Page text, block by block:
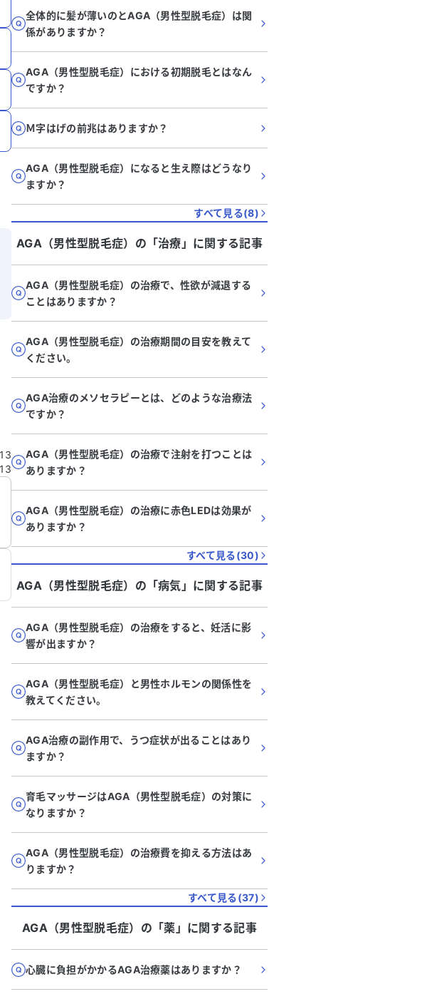
全体的に髪が薄いのとAGA（男性型脱毛症）は関
係がありますか？
AGA（男性型脱毛症）における初期脱毛とはなん
ですか？
Ｍ字はげの前兆はありますか？
AGA（男性型脱毛症）になると生え際はどうなり
ますか？
すべて見る(8)
AGA（男性型脱毛症） の「治療 」に関する記事
AGA（男性型脱毛症）の治療で、性欲が減退する
ことはありますか？
AGA（男性型脱毛症）の治療期間の目安を教えて
ください。
AGA治療のメソセラピーとは、どのような治療法
ですか？
AGA（男性型脱毛症）の治療で注射を打つことは
ありますか？
AGA（男性型脱毛症）の治療に赤色LEDは効果が
ありますか？
すべて見る(30)
AGA（男性型脱毛症） の「病気 」に関する記事
AGA（男性型脱毛症）の治療をすると、妊活に影
響が出ますか？
AGA（男性型脱毛症）と男性ホルモンの関係性を
教えてください。
AGA治療の副作用で、うつ症状が出ることはあり
ますか？
育毛マッサージはAGA（男性型脱毛症）の対策に
なりますか？
AGA（男性型脱毛症）の治療費を抑える方法はあ
りますか？
すべて見る(37)
AGA（男性型脱毛症） の「薬 」に関する記事
心臓に負担がかかるAGA治療薬はありますか？